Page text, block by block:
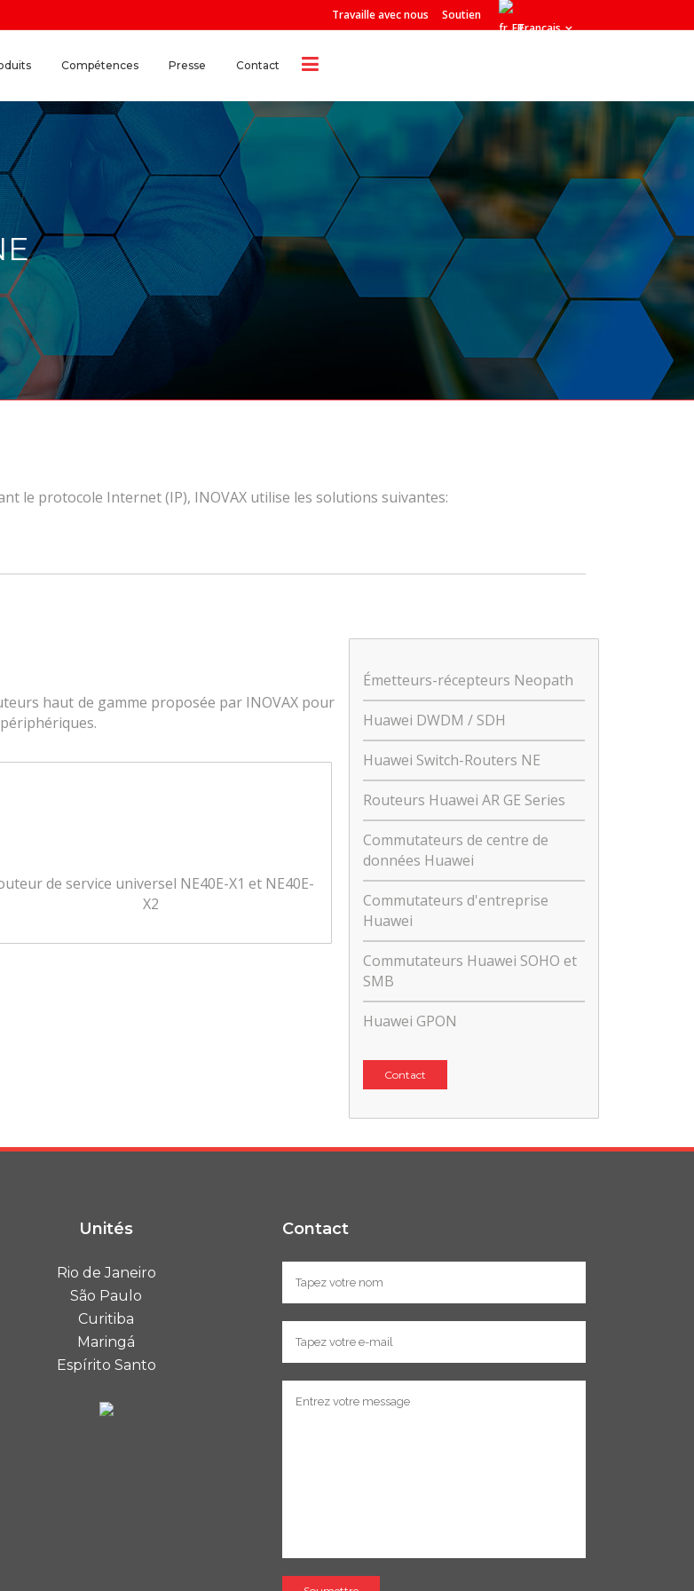
Travaille avec nous
Soutien
Français
Compétences Presse Contact
le protocole Internet (IP), INOVAX utilise les solutions suivantes:
haut de gamme proposée par INOVAX pour
de service universel NE40E-X1 et NE40E-
X2
Émetteurs-récepteurs Neopath
Huawei DWDM / SDH
Huawei Switch-Routers NE
Routeurs Huawei AR GE Series
Commutateurs de centre de
données Huawei
Commutateurs d'entreprise
Huawei
Commutateurs Huawei SOHO et
SMB
Huawei GPON
Contact
Unités
Rio de Janeiro
São Paulo
Curitiba
Maringá
Espírito Santo
Contact